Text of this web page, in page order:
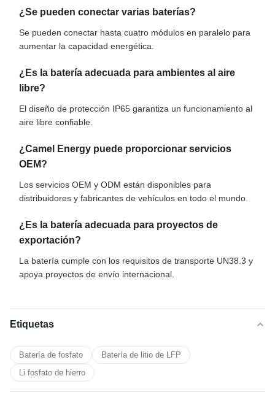
¿Se pueden conectar varias baterías?
Se pueden conectar hasta cuatro módulos en paralelo para
aumentar la capacidad energética.
¿Es la batería adecuada para ambientes al aire
libre?
El diseño de protección IP65 garantiza un funcionamiento al
aire libre confiable.
¿Camel Energy puede proporcionar servicios
OEM?
Los servicios OEM y ODM están disponibles para
distribuidores y fabricantes de vehículos en todo el mundo.
¿Es la batería adecuada para proyectos de
exportación?
La batería cumple con los requisitos de transporte UN38.3 y
apoya proyectos de envío internacional.
Etiquetas
Batería de fosfato
Batería de litio de LFP
Li fosfato de hierro